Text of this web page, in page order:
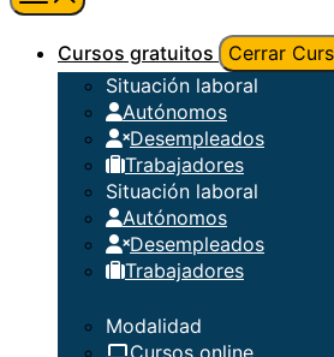
Cursos gratuitos Cerrar
Situación laboral
Autónomos
Desempleados
Trabajadores
Situación laboral
Autónomos
Desempleados
Trabajadores
Modalidad
Cursos online